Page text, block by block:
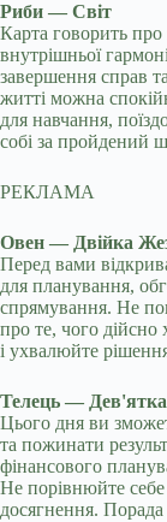
Риби — Світ
Карта говорить про
внутрішньої
завершення справ
житті можна
для навчання,
собі за пройдений
РЕКЛАМА
Овен — Двійка
Перед вами
для планування,
спрямування. Не
про те, чого
і ухвалюйте
Телець — Дев'ятка
Цього дня ви
та пожинати
фінансового
Не порівнюйте
досягнення.